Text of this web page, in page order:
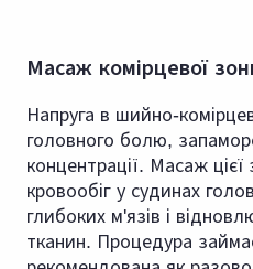
Масаж комірцевої
Напруга в шийно-
головного болю,
концентрації. Масаж цієї
кровообіг у судинах
глибоких м'язів і
тканин. Процедура